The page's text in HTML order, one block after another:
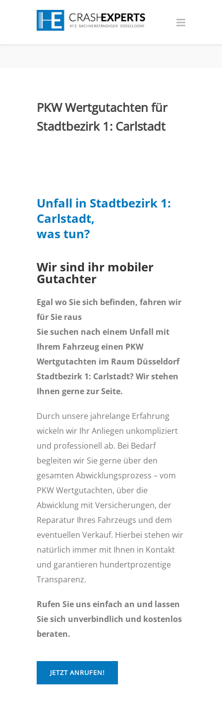
PKW Wertgutachten für
Stadtbezirk 1: Carlstadt
Unfall in Stadtbezirk 1:
Carlstadt,
was tun?
Wir sind ihr mobiler
Gutachter
Egal wo Sie sich befinden, fahren wir
für Sie raus
Sie suchen nach einem Unfall mit
Ihrem Fahrzeug einen PKW
Wertgutachten im Raum Düsseldorf
Stadtbezirk 1: Carlstadt? Wir stehen
Ihnen gerne zur Seite.
Durch unsere jahrelange Erfahrung
wickeln wir Ihr Anliegen unkompliziert
und professionell ab. Bei Bedarf
begleiten wir Sie gerne über den
gesamten Abwicklungsprozess – vom
PKW Wertgutachten, über die
Abwicklung mit Versicherungen, der
Reparatur Ihres Fahrzeugs und dem
eventuellen Verkauf. Hierbei stehen wir
natürlich immer mit Ihnen in Kontakt
und garantieren hundertprozentige
Transparenz.
Rufen Sie uns einfach an und lassen
Sie sich unverbindlich und kostenlos
beraten.
JETZT ANRUFEN!